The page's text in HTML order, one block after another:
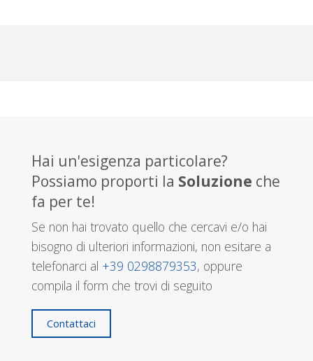
Hai un'esigenza particolare?
Possiamo proporti la Soluzione che
fa per te!
Se non hai trovato quello che cercavi e/o hai
bisogno di ulteriori informazioni, non esitare a
telefonarci al +39 0298879353, oppure
compila il form che trovi di seguito
Contattaci